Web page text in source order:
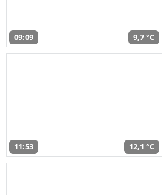
09:09 9,7 °C
11:53 12,1 °C